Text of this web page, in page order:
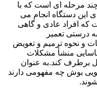
مرحله ای است که با
دستگاه انجام می
که افراد عادی و گاهی
درستی تعمیر
و نحوه ترمیم و تعویض
منشأ مشکلات
برطرف کند.به عنوان
بوش چه مفهومی دارند